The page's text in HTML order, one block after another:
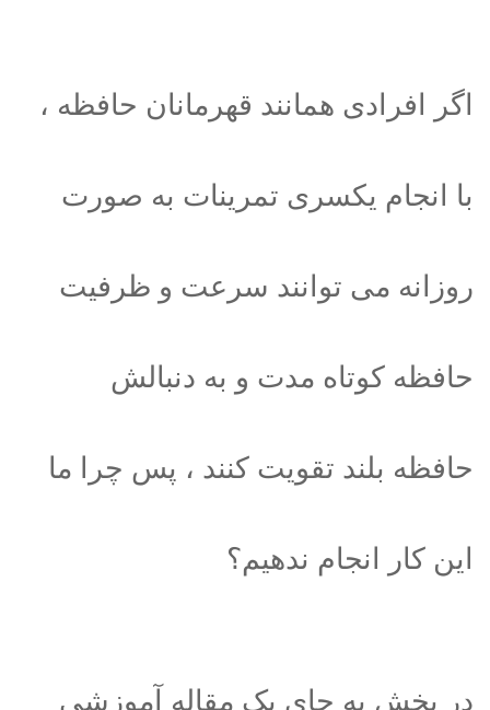
اگر افرادی همانند قهرمانان حافظه ،
با انجام یکسری تمرینات به صورت
روزانه می توانند سرعت و ظرفیت
حافظه کوتاه مدت و به دنبالش
حافظه بلند تقویت کنند ، پس چرا ما
این کار انجام ندهیم؟
در بخش به جای یک مقاله آموزشی